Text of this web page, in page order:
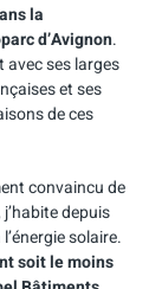
la
d’Avignon.
avec ses larges
et ses
de ces
convaincu de
depuis
solaire.
soit le moins